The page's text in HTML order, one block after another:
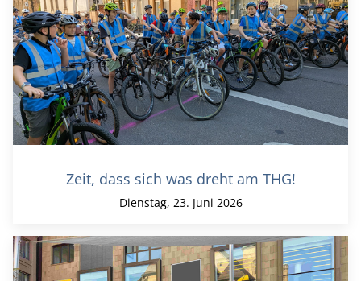
Zeit, dass sich was dreht am THG!
Dienstag, 23. Juni 2026